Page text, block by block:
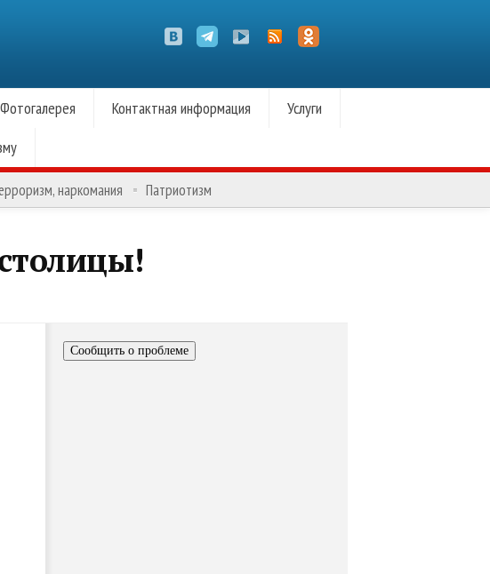
Фотогалерея Контактная информация
Услуги
наркомания Патриотизм
Сообщить о проблеме